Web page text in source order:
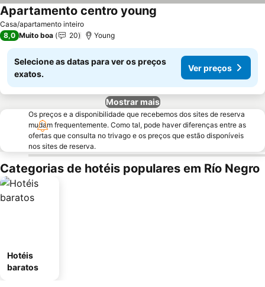
Casa/apartamento inteiro
Apartamento centro young
8,0 Muito boa 20 Young
Selecione as datas para ver os preços
exatos.
Ver preços
Mostrar mais
Os preços e a disponibilidade que recebemos dos sites de reserva
mudam frequentemente. Como tal, pode haver diferenças entre as
ofertas que consulta no trivago e os preços que estão disponíveis
nos sites de reserva.
Categorias de hotéis populares em Río Negro
Hotéis
baratos